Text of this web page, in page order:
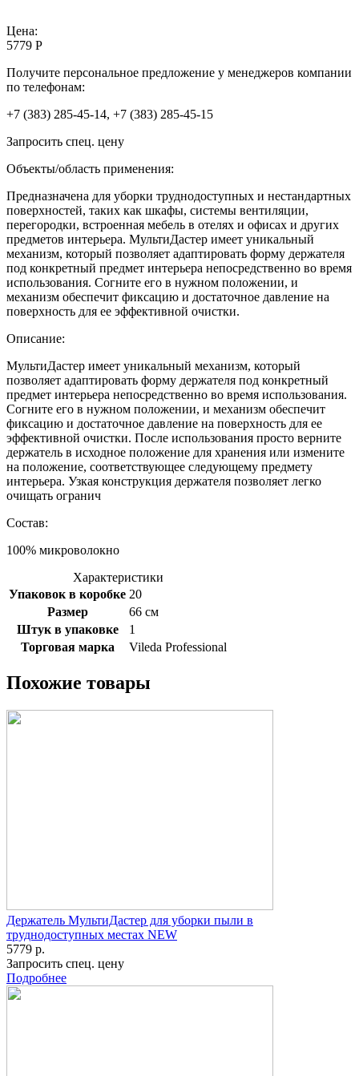
Цена:
5779 Р
Получите персональное предложение у менеджеров компании
по телефонам:
+7 (383) 285-45-14, +7 (383) 285-45-15
Запросить спец. цену
Объекты/область применения:
Предназначена для уборки труднодоступных и нестандартных
поверхностей, таких как шкафы, системы вентиляции,
перегородки, встроенная мебель в отелях и офисах и других
предметов интерьера. МультиДастер имеет уникальный
механизм, который позволяет адаптировать форму держателя
под конкретный предмет интерьера непосредственно во время
использования. Согните его в нужном положении, и
механизм обеспечит фиксацию и достаточное давление на
поверхность для ее эффективной очистки.
Описание:
МультиДастер имеет уникальный механизм, который
позволяет адаптировать форму держателя под конкретный
предмет интерьера непосредственно во время использования.
Согните его в нужном положении, и механизм обеспечит
фиксацию и достаточное давление на поверхность для ее
эффективной очистки. После использования просто верните
держатель в исходное положение для хранения или измените
на положение, соответствующее следующему предмету
интерьера. Узкая конструкция держателя позволяет легко
очищать огранич
Состав:
100% микроволокно
Характеристики
Упаковок в коробке 20
Размер
66 см
Штук в упаковке
1
Торговая марка
Vileda Professional
Похожие товары
Держатель МультиДастер для уборки пыли в
труднодоступных местах NEW
5779 р.
Запросить спец. цену
Подробнее